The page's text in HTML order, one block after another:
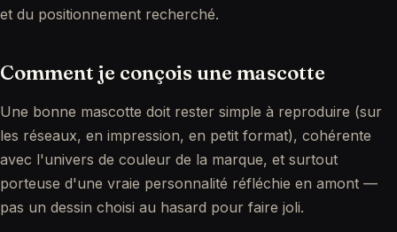
et du positionnement recherché.
Comment je conçois une mascotte
Une bonne mascotte doit rester simple à reproduire (sur
les réseaux, en impression, en petit format), cohérente
avec l'univers de couleur de la marque, et surtout
porteuse d'une vraie personnalité réfléchie en amont —
pas un dessin choisi au hasard pour faire joli.